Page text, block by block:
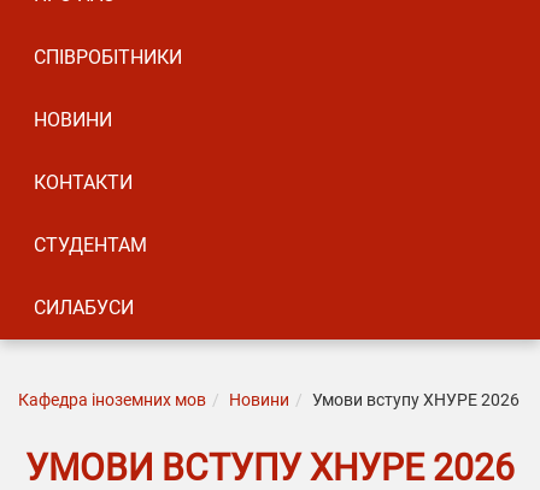
СПІВРОБІТНИКИ
НОВИНИ
КОНТАКТИ
СТУДЕНТАМ
СИЛАБУСИ
Кафедра іноземних мов Новини Умови вступу ХНУРЕ 2026
УМОВИ ВСТУПУ ХНУРЕ 2026